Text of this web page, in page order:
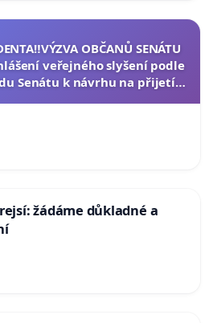
OBČANŮ SENÁTU
veřejného slyšení podle
Senátu k návrhu na přijetí
žádáme důkladné a